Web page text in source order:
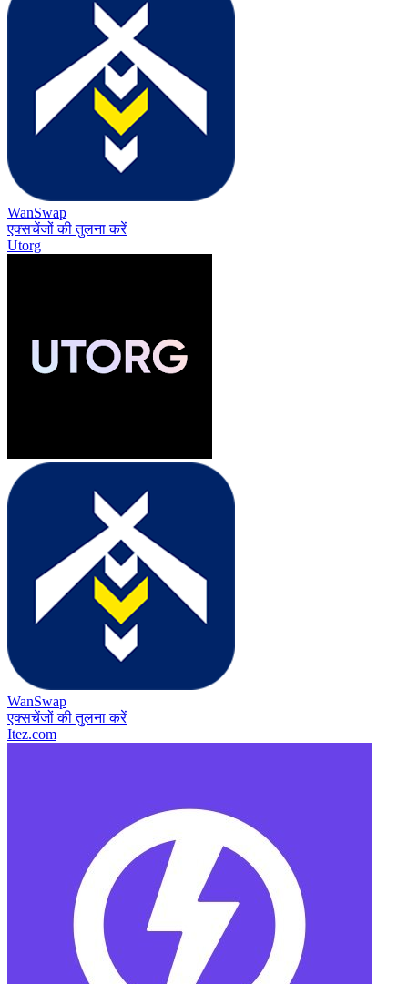
WanSwap
एक्सचेंजों की तुलना करें
Utorg
WanSwap
एक्सचेंजों की तुलना करें
Itez.com